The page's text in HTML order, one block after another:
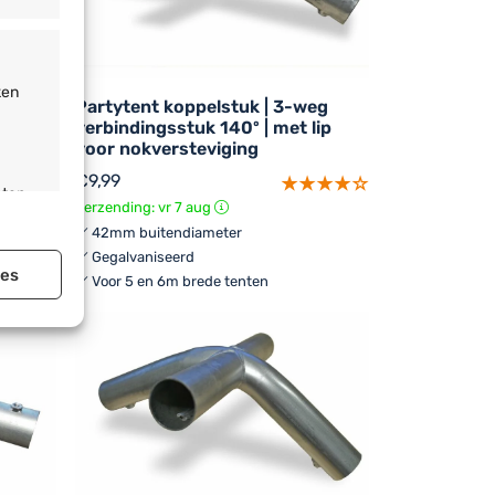
actief
Partytent koppelstuk | 3-weg
verbindingsstuk 140º | met lip
voor nokversteviging
€9,99
Verzending: vr 7 aug
42mm buitendiameter
Gegalvaniseerd
Voor 5 en 6m brede tenten